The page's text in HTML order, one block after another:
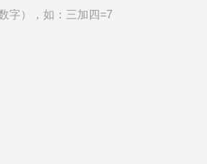
字），如：三加四=7